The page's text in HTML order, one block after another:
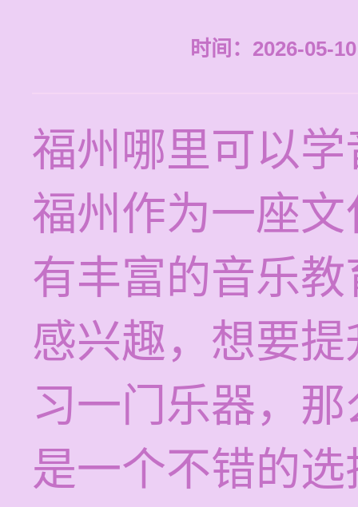
时间：2026-05-
福州哪里可以
福州作为一座
有丰富的音乐
感兴趣，想要
习一门乐器，
是一个不错的